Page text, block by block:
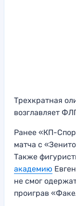
Трехкратная
возглавляет
Ранее «КП-
матча с
Также
академию
не смог
проиграв